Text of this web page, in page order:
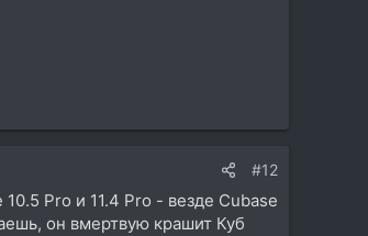
#12
Pro и 11.4 Pro - везде Cubase
он вмертвую крашит Куб